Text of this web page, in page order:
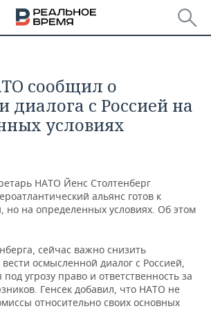
ДОХОДАХ
ПФО
сообщил о
диалога с Россией на
условиях
НАТО Йенс Столтенберг
альянс готов к
но на определенных условиях. Об этом
сейчас важно снизить
осмысленной диалог с Россией,
угрозу право и ответственность за
Генсек добавил, что НАТО не
относительно своих основных